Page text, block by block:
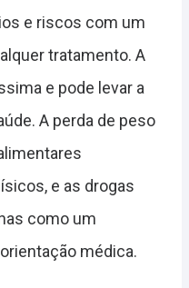
e riscos com um
tratamento. A
e pode levar a
A perda de peso
e as drogas
como um
médica.